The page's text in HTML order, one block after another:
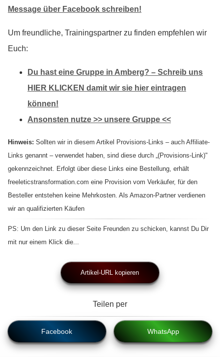
Message über Facebook schreiben!
Um freundliche, Trainingspartner zu finden empfehlen wir
Euch:
Du hast eine Gruppe in Amberg? – Schreib uns
HIER KLICKEN damit wir sie hier eintragen
können!
Ansonsten nutze >> unsere Gruppe <<
Hinweis: Sollten wir in diesem Artikel Provisions-Links – auch Affiliate-
Links genannt – verwendet haben, sind diese durch „(Provisions-Link)"
gekennzeichnet. Erfolgt über diese Links eine Bestellung, erhält
freeleticstransformation.com eine Provision vom Verkäufer, für den
Besteller entstehen keine Mehrkosten. Als Amazon-Partner verdienen
wir an qualifizierten Käufen
PS: Um den Link zu dieser Seite Freunden zu schicken, kannst Du Dir
mit nur einem Klick die...
Artikel-URL kopieren
Teilen per
Facebook WhatsApp